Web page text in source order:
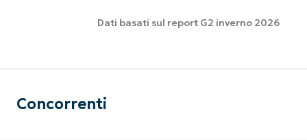
Dati basati sul report G2 inverno 2026
Concorrenti